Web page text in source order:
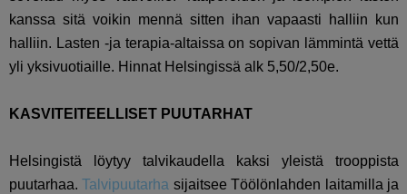
kanssa sitä voikin mennä sitten ihan vapaasti halliin kun
halliin. Lasten -ja terapia-altaissa on sopivan lämmintä vettä
yli yksivuotiaille. Hinnat Helsingissä alk 5,50/2,50e.
KASVITEITEELLISET PUUTARHAT
Helsingistä löytyy talvikaudella kaksi yleistä trooppista
puutarhaa.Talvipuutarha sijaitsee Töölönlahden laitamilla ja